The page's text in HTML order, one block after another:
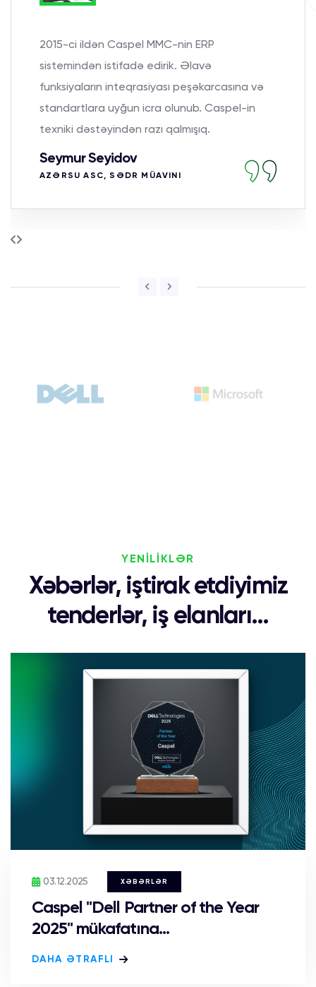
2015-ci ildən Caspel MMC-nin ERP
sistemindən istifadə edirik. Əlavə
funksiyaların inteqrasiyası peşəkarcasına və
standartlara uyğun icra olunub. Caspel-in
texniki dəstəyindən razı qalmışıq.
Seymur Seyidov
AZƏRSU ASC, SƏDR MÜAVINI
YENİLİKLƏR
Xəbərlər, iştirak etdiyimiz
tenderlər, iş elanları...
03.12.2025 XƏBƏRLƏR
Caspel "Dell Partner of the Year
2025" mükafatına...
DAHA ƏTRAFLI